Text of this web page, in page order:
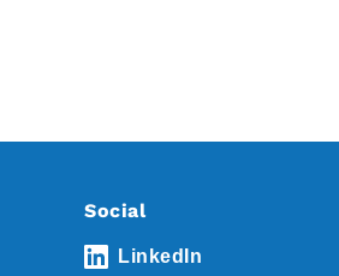
Social
LinkedIn